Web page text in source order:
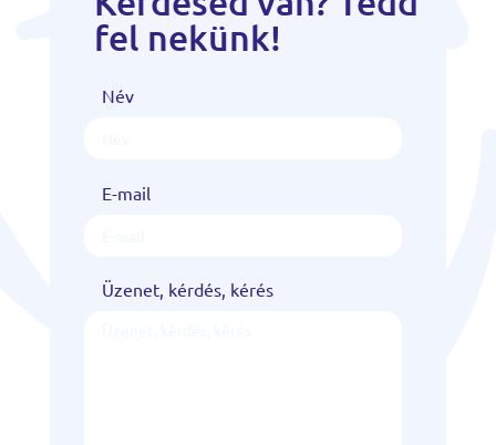
fel nekünk!
Név
E-mail
Üzenet, kérdés, kérés